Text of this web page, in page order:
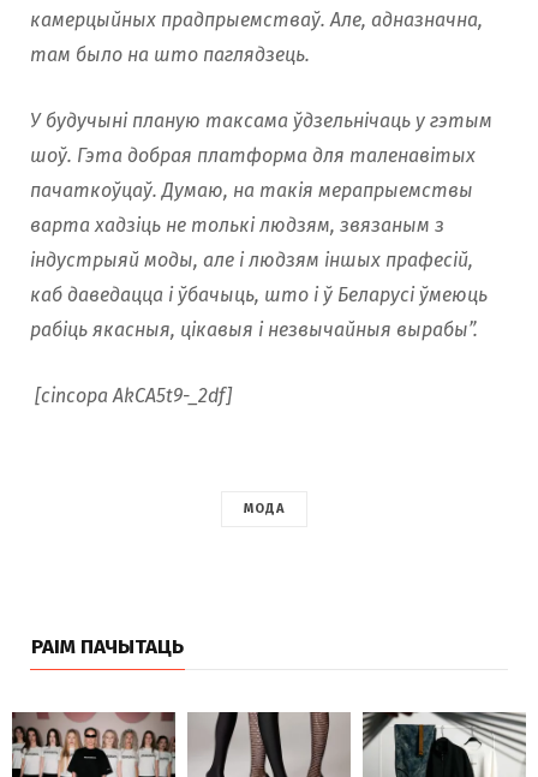
камерцыйных прадпрыемстваў. Але, адназначна,
там было на што паглядзець.
У будучыні планую таксама ўдзельнічаць у гэтым
шоў. Гэта добрая платформа для таленавітых
пачаткоўцаў. Думаю, на такія мерапрыемствы
варта хадзіць не толькі людзям, звязаным з
індустрыяй моды, але і людзям іншых прафесій,
каб даведацца і ўбачыць, што і ў Беларусі ўмеюць
рабіць якасныя, цікавыя і незвычайныя вырабы”.
[cincopa AkCA5t9-_2df]
МОДА
РАІМ ПАЧЫТАЦЬ